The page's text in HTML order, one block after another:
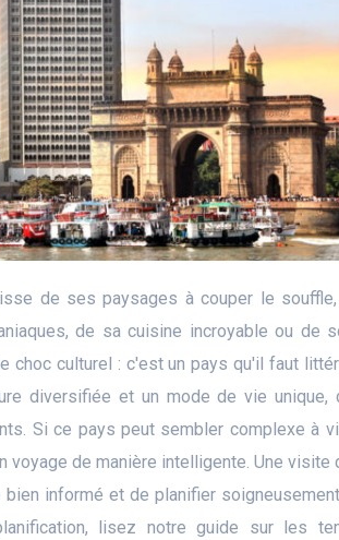
de ses paysages à couper le
de sa cuisine incroyable ou de
choc culturel : c'est un pays qu'il faut
diversifiée et un mode de vie unique,
Si ce pays peut sembler complexe à
de manière intelligente. Une visite
informé et de planifier
lisez notre guide sur les